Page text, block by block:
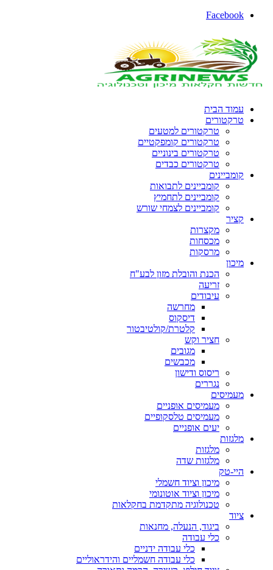
Facebook
עמוד הבית
טרקטורים
טרקטורים למטעים
טרקטורים קומפקטיים
טרקטורים בינוניים
טרקטורים כבדים
קומביינים
קומביינים לתבואות
קומביינים לתחמיץ
קומביינים לצמחי שורש
קציר
מקצרות
מכסחות
מרסקות
מיכון
הכנת והובלת מזון לבע"ח
זריעה
עיבודים
מחרשה
דיסקוס
קלטרת/קולטיבטור
חציר וקש
מגובים
מכבשים
ריסוס ודישון
נגררים
מעמיסים
מעמיסים אופניים
מעמיסים טלסקופיים
יעים אופניים
מלגזות
מלגזות
מלגזות שדה
היי-טק
מיכון וציוד חשמלי
מיכון וציוד אוטונומי
טכנולוגיה מתקדמת בחקלאות
ציוד
ביגוד, הנעלה, מחנאות
כלי עבודה
כלי עבודה ידניים
כלי עבודה חשמליים והידראוליים